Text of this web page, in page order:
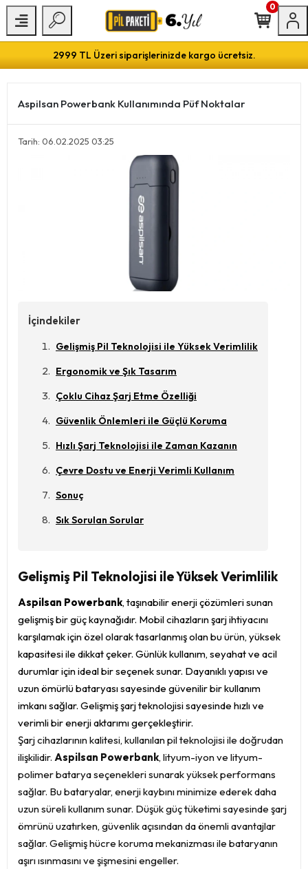
2999 TL Üzeri siparişlerinizde kargo ücretsiz.
0
Aspilsan Powerbank Kullanımında Püf Noktalar
Tarih: 06.02.2025 03:25
İçindekiler
Gelişmiş Pil Teknolojisi ile Yüksek Verimlilik
Ergonomik ve Şık Tasarım
Çoklu Cihaz Şarj Etme Özelliği
Güvenlik Önlemleri ile Güçlü Koruma
Hızlı Şarj Teknolojisi ile Zaman Kazanın
Çevre Dostu ve Enerji Verimli Kullanım
Sonuç
Sık Sorulan Sorular
Gelişmiş Pil Teknolojisi ile Yüksek Verimlilik
Aspilsan Powerbank, taşınabilir enerji çözümleri sunan
gelişmiş bir güç kaynağıdır. Mobil cihazların şarj ihtiyacını
karşılamak için özel olarak tasarlanmış olan bu ürün, yüksek
kapasitesi ile dikkat çeker. Günlük kullanım, seyahat ve acil
durumlar için ideal bir seçenek sunar. Dayanıklı yapısı ve
uzun ömürlü bataryası sayesinde güvenilir bir kullanım
imkanı sağlar. Gelişmiş şarj teknolojisi sayesinde hızlı ve
verimli bir enerji aktarımı gerçekleştirir.
Şarj cihazlarının kalitesi, kullanılan pil teknolojisi ile doğrudan
ilişkilidir. Aspilsan Powerbank, lityum-iyon ve lityum-
polimer batarya seçenekleri sunarak yüksek performans
sağlar. Bu bataryalar, enerji kaybını minimize ederek daha
uzun süreli kullanım sunar. Düşük güç tüketimi sayesinde şarj
ömrünü uzatırken, güvenlik açısından da önemli avantajlar
sağlar. Gelişmiş hücre koruma mekanizması ile bataryanın
aşırı ısınmasını ve şişmesini engeller.